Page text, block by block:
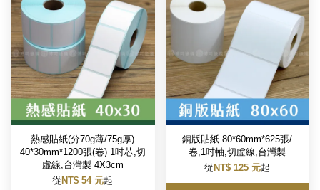
熱感貼紙(分70g薄/75g厚)
40*30mm*1200張(卷) 1吋芯,切
虛線,台灣製 4X3cm
從 NT$ 54 元起
銅版貼紙 80*60mm*625張/
卷,1吋軸,切虛線,台灣製
從 NT$ 125 元起